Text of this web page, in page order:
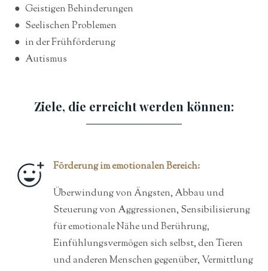
● Geistigen Behinderungen
● Seelischen Problemen
● in der Frühförderung
● Autismus
Ziele, die erreicht werden können:
Förderung im emotionalen Bereich:
Überwindung von Ängsten, Abbau und
Steuerung von Aggressionen, Sensibilisierung
für emotionale Nähe und Berührung,
Einfühlungsvermögen sich selbst, den Tieren
und anderen Menschen gegenüber, Vermittlung